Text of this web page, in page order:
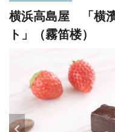
横浜高島屋 「横
ト」（霧笛楼）